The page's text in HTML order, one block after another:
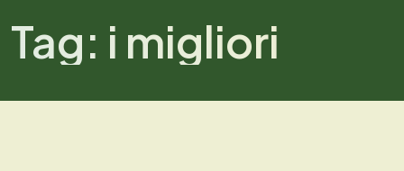
Tag: i migliori